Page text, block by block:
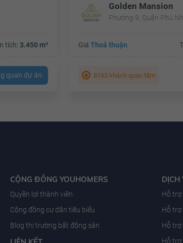
tích: 3.450 m²
quan dự án
Golden Mansion
Phường 9, Quận Phú
Giá Thoả thuận
8163 khách quan tâm
CỘNG ĐỒNG YOUHOMERS
Quyền lợi thành viên
Cộng đồng cư dân tiêu biểu
Blog thị trường bất động sản
DỊCH
Hỗ trợ
Hỗ trợ
Hỗ trợ
Hỗ trợ